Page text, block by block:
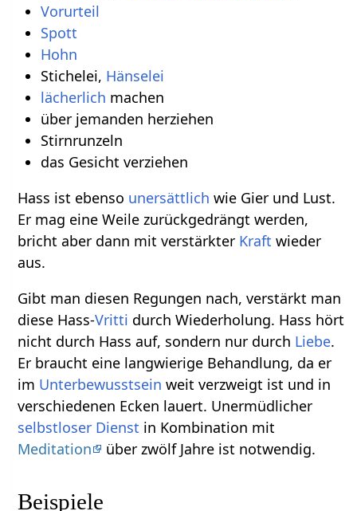
Vorurteil
Spott
Hohn
Stichelei, Hänselei
lächerlich machen
über jemanden herziehen
Stirnrunzeln
das Gesicht verziehen
Hass ist ebenso unersättlich wie Gier und Lust.
Er mag eine Weile zurückgedrängt werden,
bricht aber dann mit verstärkter Kraft wieder
aus.
Gibt man diesen Regungen nach, verstärkt man
diese Hass-Vritti durch Wiederholung. Hass hört
nicht durch Hass auf, sondern nur durch Liebe.
Er braucht eine langwierige Behandlung, da er
im Unterbewusstsein weit verzweigt ist und in
verschiedenen Ecken lauert. Unermüdlicher
selbstloser Dienst in Kombination mit
Meditation
über zwölf Jahre ist notwendig.
Beispiele